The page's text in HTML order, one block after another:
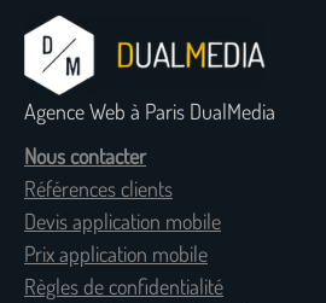
Agence Web à Paris DualMedia
Nous contacter
Références clients
Devis application mobile
Prix application mobile
Règles de confidentialité